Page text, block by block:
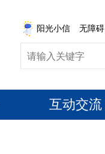
阳光小信 无障碍
互动交流